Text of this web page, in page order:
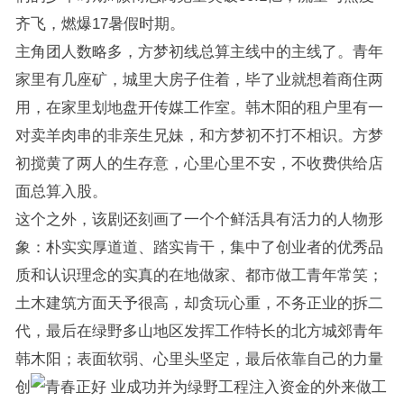
齐飞，燃爆17暑假时期。
主角团人数略多，方梦初线总算主线中的主线了。青年
家里有几座矿，城里大房子住着，毕了业就想着商住两
用，在家里划地盘开传媒工作室。韩木阳的租户里有一
对卖羊肉串的非亲生兄妹，和方梦初不打不相识。方梦
初搅黄了两人的生存意，心里心里不安，不收费供给店
面总算入股。
这个之外，该剧还刻画了一个个鲜活具有活力的人物形
象：朴实实厚道道、踏实肯干，集中了创业者的优秀品
质和认识理念的实真的在地做家、都市做工青年常笑；
土木建筑方面天予很高，却贪玩心重，不务正业的拆二
代，最后在绿野多山地区发挥工作特长的北方城郊青年
韩木阳；表面软弱、心里头坚定，最后依靠自己的力量
创
业成功并为绿野工程注入资金的外来做工